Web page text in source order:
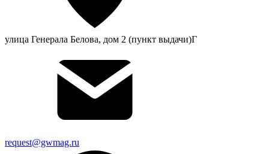
улица Генерала Белова, дом 2 (пункт выдачи)Г
request@gwmag.ru